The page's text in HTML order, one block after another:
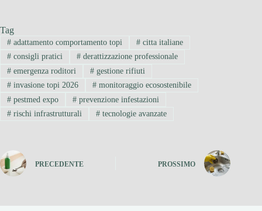
Tag
#adattamento comportamento topi #citta italiane
#consigli pratici #derattizzazione professionale
#emergenza roditori #gestione rifiuti
#invasione topi 2026 #monitoraggio ecosostenibile
#pestmed expo #prevenzione infestazioni
#rischi infrastrutturali #tecnologie avanzate
PRECEDENTE PROSSIMO